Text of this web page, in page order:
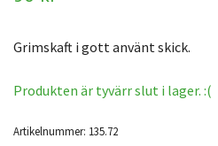
Grimskaft i gott använt skick.
Produkten är tyvärr slut i lager. :(
Artikelnummer: 135.72